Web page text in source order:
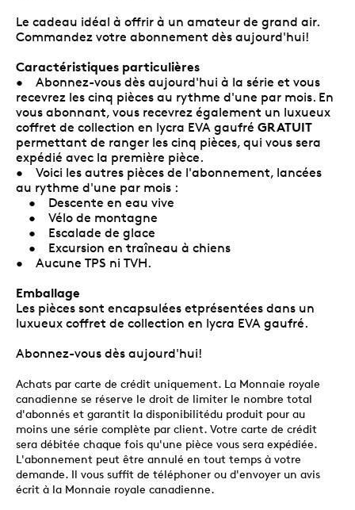
Le cadeau idéal à offrir à un amateur de grand air.
Commandez votre abonnement dès aujourd'hui!
Caractéristiques particulières
• Abonnez-vous dès aujourd'hui à la série et vous
recevrez les cinq pièces au rythme d'une par mois. En
vous abonnant, vous recevrez également un luxueux
coffret de collection en lycra EVA gaufré GRATUIT
permettant de ranger les cinq pièces, qui vous sera
expédié avec la première pièce.
• Voici les autres pièces de l'abonnement, lancées
au rythme d'une par mois :
• Descente en eau vive
• Vélo de montagne
• Escalade de glace
• Excursion en traîneau à chiens
• Aucune TPS ni TVH.
Emballage
Les pièces sont encapsulées etprésentées dans un
luxueux coffret de collection en lycra EVA gaufré.
Abonnez-vous dès aujourd'hui!
Achats par carte de crédit uniquement. La Monnaie royale
canadienne se réserve le droit de limiter le nombre total
d'abonnés et garantit la disponibilitédu produit pour au
moins une série complète par client. Votre carte de crédit
sera débitée chaque fois qu'une pièce vous sera expédiée.
L'abonnement peut être annulé en tout temps à votre
demande. Il vous suffit de téléphoner ou d'envoyer un avis
écrit à la Monnaie royale canadienne.